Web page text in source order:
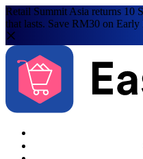
Retail Summit Asia returns 10
that lasts. Save RM30 on